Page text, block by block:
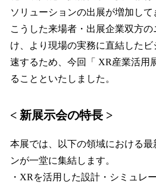
ソリューションの出展が増加して
こうした来場者・出展企業双方
け、より現場の実務に直結した
速するため、今回「 XR産業活用
ることといたしました。
< 新展示会の特長 >
本展では、以下の領域における最
ンが一堂に集結します。
・XRを活用した設計・シミュレ